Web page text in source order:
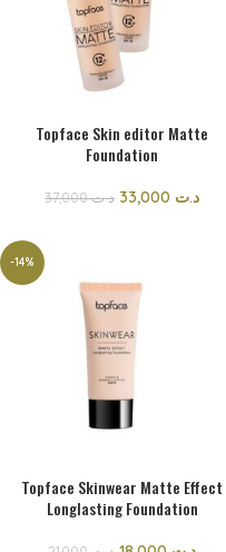
Topface Skin editor Matte
Foundation
د.ت37,000 د.ت
-14%
Topface Skinwear Matte Effect
Longlasting Foundation